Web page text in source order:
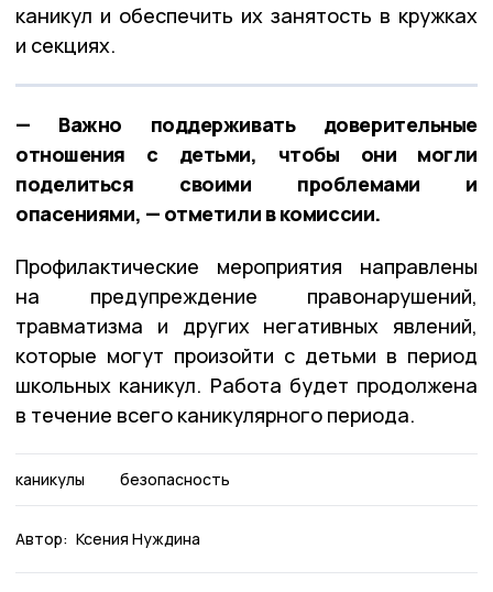
каникул и обеспечить их занятость в кружках
и секциях.
— Важно поддерживать доверительные
отношения с детьми, чтобы они могли
поделиться своими проблемами и
опасениями, — отметили в комиссии.
Профилактические мероприятия направлены
на предупреждение правонарушений,
травматизма и других негативных явлений,
которые могут произойти с детьми в период
школьных каникул. Работа будет продолжена
в течение всего каникулярного периода.
каникулы безопасность
Автор: Ксения Нуждина